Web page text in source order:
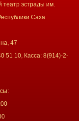
театр эстрады им.
Саха
47
51 10, Касса: 8(914)-2-